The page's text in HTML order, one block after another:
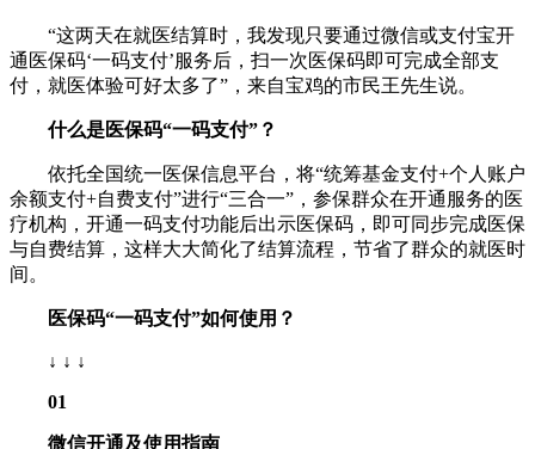
“这两天在就医结算时，我发现只要通过微信或支付宝开
通医保码‘一码支付’服务后，扫一次医保码即可完成全部支
付，就医体验可好太多了”，来自宝鸡的市民王先生说。
什么是医保码“一码支付”？
依托全国统一医保信息平台，将“统筹基金支付+个人账户
余额支付+自费支付”进行“三合一”，参保群众在开通服务的医
疗机构，开通一码支付功能后出示医保码，即可同步完成医保
与自费结算，这样大大简化了结算流程，节省了群众的就医时
间。
医保码“一码支付”如何使用？
↓ ↓ ↓
01
微信开通及使用指南